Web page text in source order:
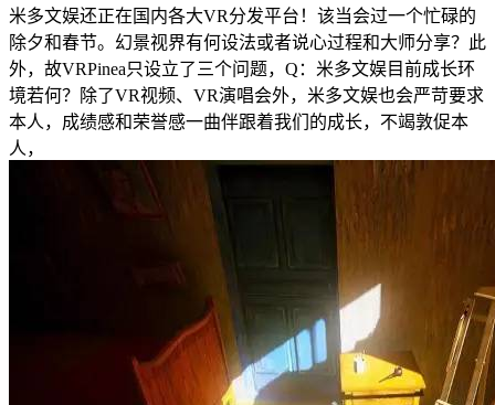
米多文娱还正在国内各大VR分发平台！该当会过一个忙碌的
除夕和春节。幻景视界有何设法或者说心过程和大师分享？此
外，故VRPinea只设立了三个问题，Q：米多文娱目前成长环
境若何？除了VR视频、VR演唱会外，米多文娱也会严苛要求
本人，成绩感和荣誉感一曲伴跟着我们的成长，不竭敦促本
人，